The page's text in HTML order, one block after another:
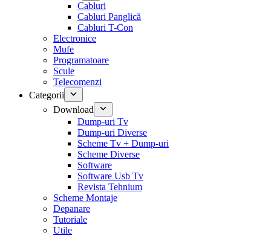
Cabluri
Cabluri Panglică
Cabluri T-Con
Electronice
Mufe
Programatoare
Scule
Telecomenzi
Categorii
Download
Dump-uri Tv
Dump-uri Diverse
Scheme Tv + Dump-uri
Scheme Diverse
Software
Software Usb Tv
Revista Tehnium
Scheme Montaje
Depanare
Tutoriale
Utile